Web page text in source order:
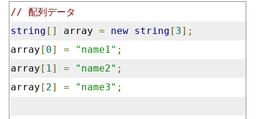
// 配列データ
string [] array = new string [ 3];
array [ 0] = "name1" ;
array [ 1] = "name2" ;
array [ 2] = "name3" ;